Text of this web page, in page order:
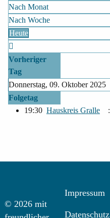
Nach Monat
Nach Woche
Heute
Vorheriger
Tag
Donnerstag, 09. Oktober 2025
Folgetag
19:30 Hauskreis Gralle
© 2026 mit
Impressum
Datenschutz